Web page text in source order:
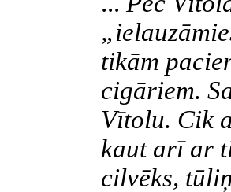
tikām
cigāriem.
Vītolu. Cik
kaut arī ar
cilvēks,